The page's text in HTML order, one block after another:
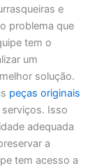
e
problema que
tem o
um
solução.
peças originais
Isso
adequada
a
tem acesso a